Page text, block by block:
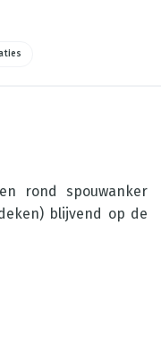
rond spouwanker
blijvend op de